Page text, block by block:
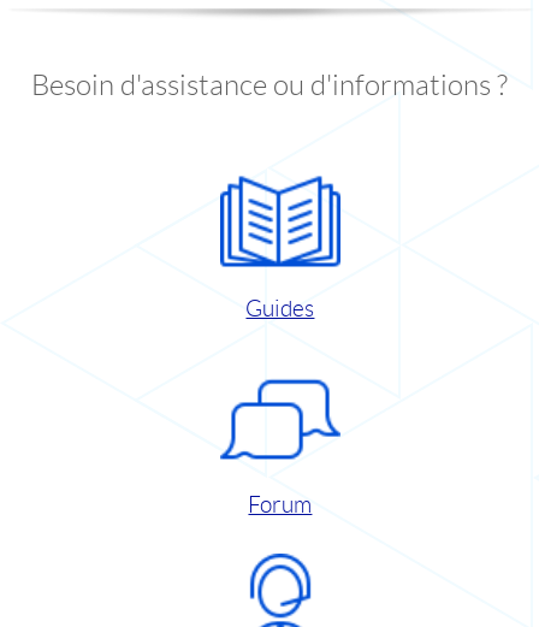
Besoin d'assistance ou d'informations ?
Guides
Forum